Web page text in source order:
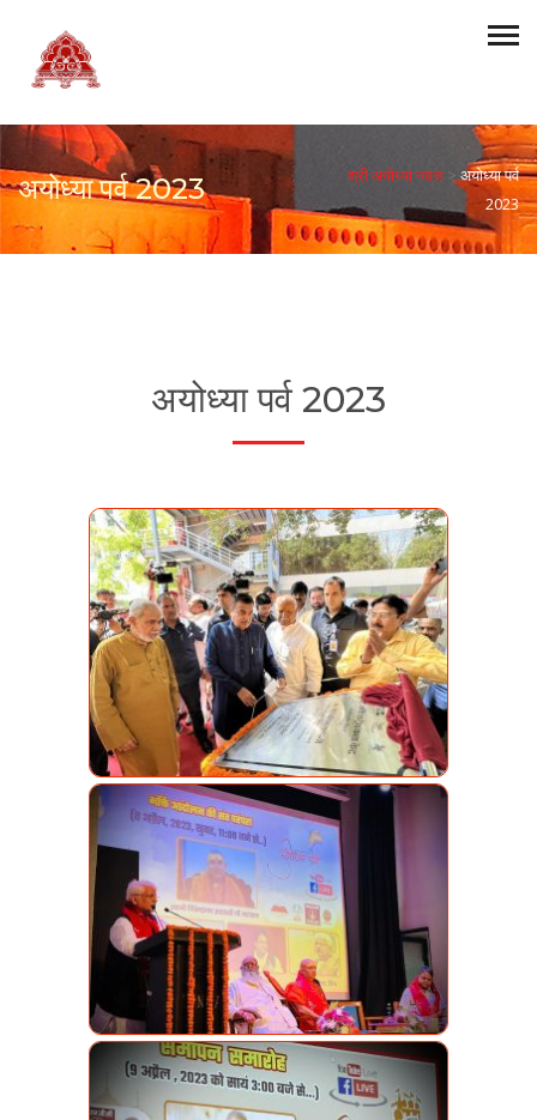
अयोध्या पर्व 2023 श्री अयोध्या न्यास >अयोध्या पर्व
2023
अयोध्या पर्व 2023